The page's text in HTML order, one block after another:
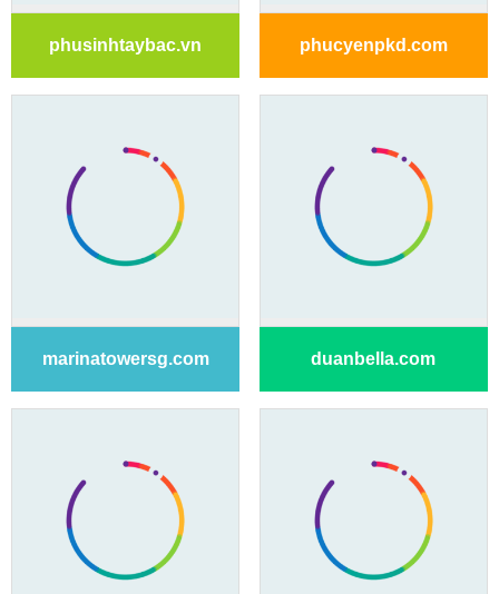
phusinhtaybac.vn phucyenpkd.com
marinatowersg.com duanbella.com